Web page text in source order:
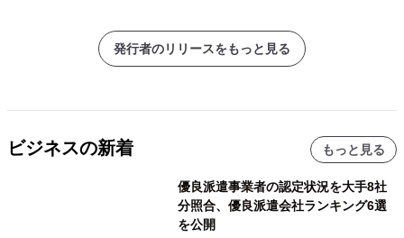
発行者のリリースをもっと見る
ビジネスの新着 もっと見る
優良派遣事業者の認定状況を大手8社
分照合、優良派遣会社ランキング6選
を公開